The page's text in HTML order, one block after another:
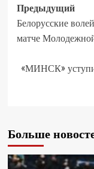
Предыдущий
Белорусские
матче
«МИНСК»
Больше